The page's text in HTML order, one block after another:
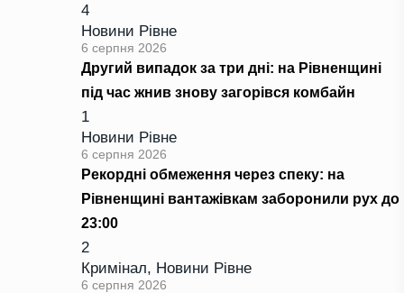
4
Новини Рівне
6 серпня 2026
Другий випадок за три дні: на Рівненщині
під час жнив знову загорівся комбайн
1
Новини Рівне
6 серпня 2026
Рекордні обмеження через спеку: на
Рівненщині вантажівкам заборонили рух до
23:00
2
Кримінал, Новини Рівне
6 серпня 2026